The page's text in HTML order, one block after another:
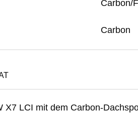
Carbon/
Carbon
X7 LCI mit dem Carbon-